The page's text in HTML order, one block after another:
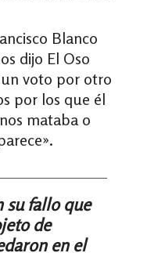
Blanco
dijo El Oso
voto por otro
por los que él
mataba o
».
su fallo que
de
en el